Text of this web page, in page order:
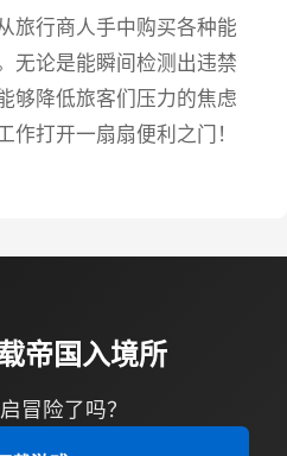
旅行商人手中购买各种能
无论是能瞬间检测出违禁
够降低旅客们压力的焦虑
作打开一扇扇便利之门！
帝国入境所
冒险了吗？